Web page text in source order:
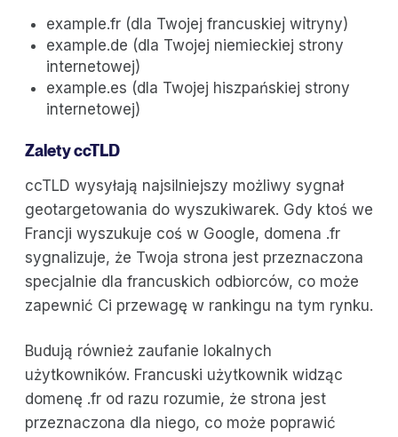
example.fr (dla Twojej francuskiej witryny)
example.de (dla Twojej niemieckiej strony
internetowej)
example.es (dla Twojej hiszpańskiej strony
internetowej)
Zalety ccTLD
ccTLD wysyłają najsilniejszy możliwy sygnał
geotargetowania do wyszukiwarek. Gdy ktoś we
Francji wyszukuje coś w Google, domena .fr
sygnalizuje, że Twoja strona jest przeznaczona
specjalnie dla francuskich odbiorców, co może
zapewnić Ci przewagę w rankingu na tym rynku.
Budują również zaufanie lokalnych
użytkowników. Francuski użytkownik widząc
domenę .fr od razu rozumie, że strona jest
przeznaczona dla niego, co może poprawić